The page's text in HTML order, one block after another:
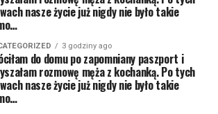
nasze życie już nigdy nie było takie
3 godziny ago
do domu po zapomniany paszport i
rozmowę męża z kochanką. Po tych
nasze życie już nigdy nie było takie